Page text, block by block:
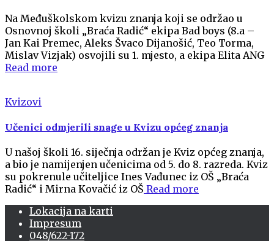
Na Međuškolskom kvizu znanja koji se održao u
Osnovnoj školi „Braća Radić“ ekipa Bad boys (8.a –
Jan Kai Premec, Aleks Švaco Dijanošić, Teo Torma,
Mislav Vizjak) osvojili su 1. mjesto, a ekipa Elita ANG
Read more
Kvizovi
Učenici odmjerili snage u Kvizu općeg znanja
U našoj školi 16. siječnja održan je Kviz općeg znanja,
a bio je namijenjen učenicima od 5. do 8. razreda. Kviz
su pokrenule učiteljice Ines Vađunec iz OŠ „Braća
Radić“ i Mirna Kovačić iz OŠ Read more
Lokacija na karti
Impresum
048/622-172